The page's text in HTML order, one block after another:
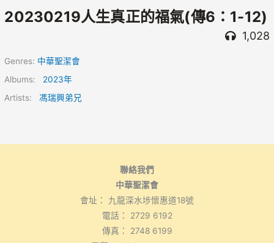
20230219人生真正的福氣(傳6：1-12)
1,028
Genres: 中華聖潔會
Albums: 2023年
Artists:馮瑞興弟兄
聯絡我們
中華聖潔會
會址： 九龍深水埗懷惠道18號
電話： 2729 6192
傳真： 2748 6199